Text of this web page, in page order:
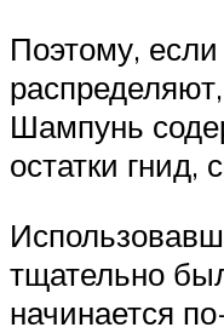
Поэтому,
Шампунь
остатки гнид,
тщательно
начинается